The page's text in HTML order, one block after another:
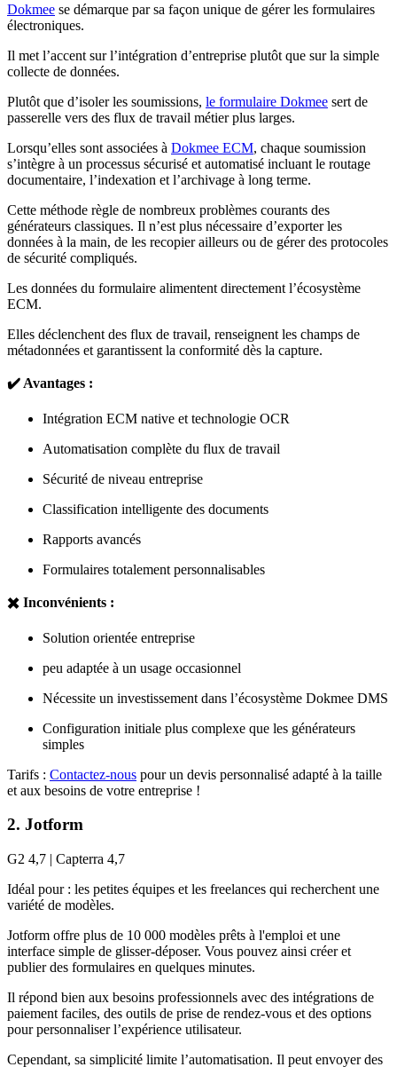
Dokmee se démarque par sa façon unique de gérer les formulaires
électroniques.
Il met l’accent sur l’intégration d’entreprise plutôt que sur la simple
collecte de données.
Plutôt que d’isoler les soumissions, le formulaire Dokmee sert de
passerelle vers des flux de travail métier plus larges.
Lorsqu’elles sont associées à Dokmee ECM, chaque soumission
s’intègre à un processus sécurisé et automatisé incluant le routage
documentaire, l’indexation et l’archivage à long terme.
Cette méthode règle de nombreux problèmes courants des
générateurs classiques. Il n’est plus nécessaire d’exporter les
données à la main, de les recopier ailleurs ou de gérer des protocoles
de sécurité compliqués.
Les données du formulaire alimentent directement l’écosystème
ECM.
Elles déclenchent des flux de travail, renseignent les champs de
métadonnées et garantissent la conformité dès la capture.
✔️ Avantages :
Intégration ECM native et technologie OCR
Automatisation complète du flux de travail
Sécurité de niveau entreprise
Classification intelligente des documents
Rapports avancés
Formulaires totalement personnalisables
✖️ Inconvénients :
Solution orientée entreprise
peu adaptée à un usage occasionnel
Nécessite un investissement dans l’écosystème Dokmee DMS
Configuration initiale plus complexe que les générateurs
simples
Tarifs : Contactez-nous pour un devis personnalisé adapté à la taille
et aux besoins de votre entreprise !
2. Jotform
G2 4,7 | Capterra 4,7
Idéal pour : les petites équipes et les freelances qui recherchent une
variété de modèles.
Jotform offre plus de 10 000 modèles prêts à l'emploi et une
interface simple de glisser-déposer. Vous pouvez ainsi créer et
publier des formulaires en quelques minutes.
Il répond bien aux besoins professionnels avec des intégrations de
paiement faciles, des outils de prise de rendez-vous et des options
pour personnaliser l’expérience utilisateur.
Cependant, sa simplicité limite l’automatisation. Il peut envoyer des